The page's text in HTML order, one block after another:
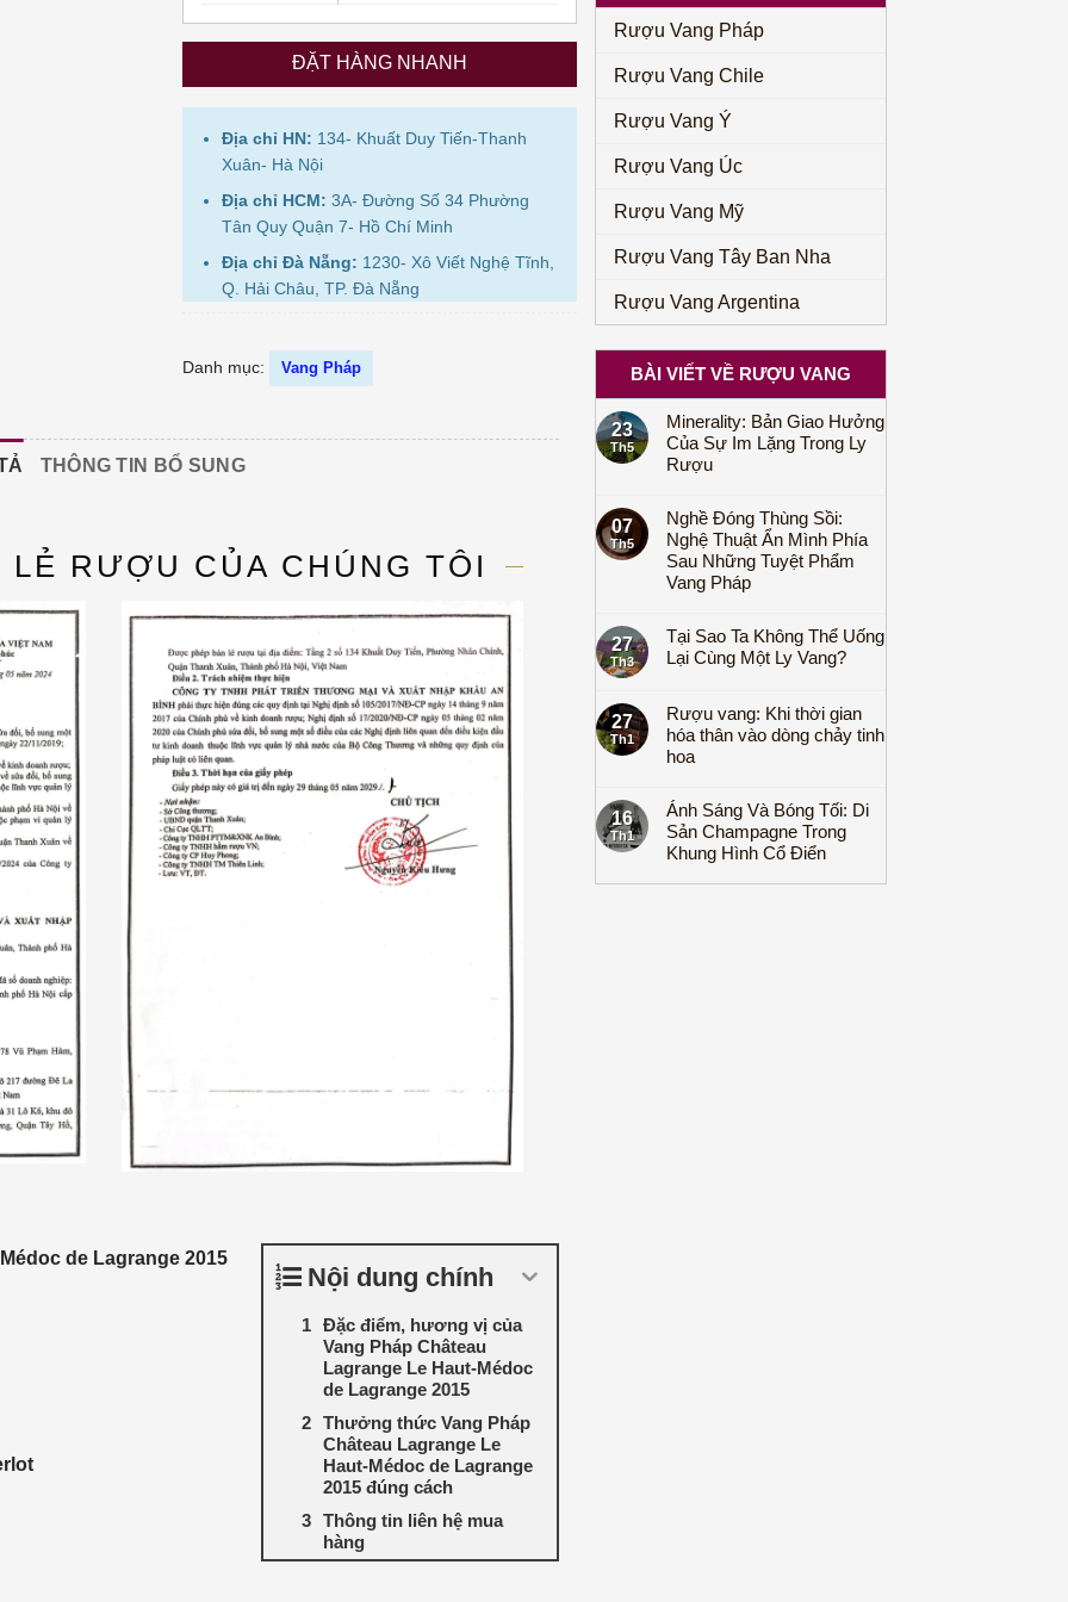
590.000₫.
Rượu Vang Pháp
Rượu Vang Chile
Rượu Vang Ý
Rượu Vang Úc
Rượu Vang Mỹ
Rượu Vang Tây Ban Nha
Rượu Vang Argentina
BÀI VIẾT VỀ RƯỢU VANG
23
Th5
Minerality: Bản Giao Hưởng
Của Sự Im Lặng Trong Ly
Rượu
07
Th5
Nghề Đóng Thùng Sồi:
Nghệ Thuật Ẩn Mình Phía
Sau Những Tuyệt Phẩm
Vang Pháp
27
Th3
Tại Sao Ta Không Thể Uống
Lại Cùng Một Ly Vang?
27
Th1
Rượu vang: Khi thời gian
hóa thân vào dòng chảy tinh
hoa
16
Th1
Ánh Sáng Và Bóng Tối: Di
Sản Champagne Trong
Khung Hình Cổ Điển
ĐẶT HÀNG NHANH
Địa chỉ HN: 134- Khuất Duy Tiến-Thanh
Xuân- Hà Nội
Địa chỉ HCM: 3A- Đường Số 34 Phường
Tân Quy Quận 7- Hồ Chí Minh
Địa chỉ Đà Nẵng: 1230- Xô Viết Nghệ Tĩnh,
Q. Hải Châu, TP. Đà Nẵng
Danh mục: Vang Pháp
THÔNG TIN BỔ SUNG
LẺ RƯỢU CỦA CHÚNG TÔI
Nội dung chính
Đặc điểm, hương vị của
Vang Pháp Château
Lagrange Le Haut-Médoc
de Lagrange 2015
Thưởng thức Vang Pháp
Château Lagrange Le
Haut-Médoc de Lagrange
2015 đúng cách
Thông tin liên hệ mua
hàng
de Lagrange 2015